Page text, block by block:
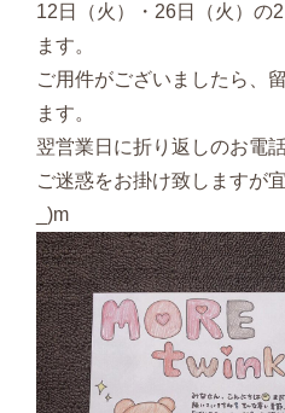
12日（火）・26日（火）の
ます。
ご用件がございましたら、
ます。
翌営業日に折り返しのお電
ご迷惑をお掛け致しますが
_)m